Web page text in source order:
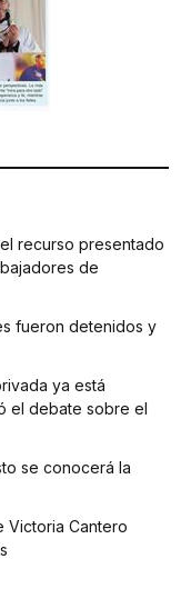
recurso presentado
de
fueron detenidos y
ya está
el debate sobre el
se conocerá la
Victoria Cantero